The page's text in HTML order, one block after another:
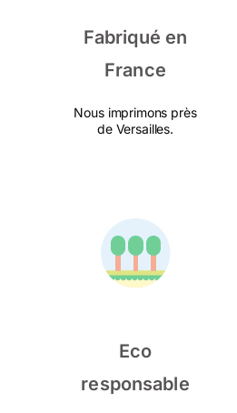
Fabriqué en
France
Nous imprimons près
de Versailles.
Eco
responsable